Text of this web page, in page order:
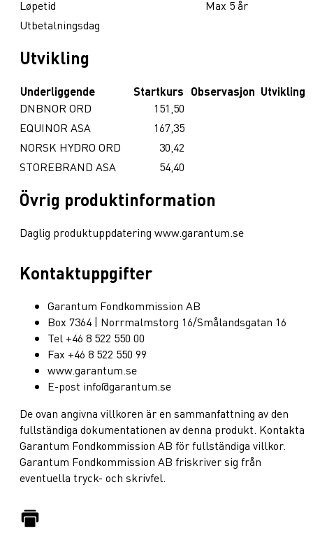
Løpetid
Max 5 år
Utbetalningsdag
Utvikling
Underliggende Startkurs Observasjon Utvikling
DNBNOR ORD
151,50
EQUINOR ASA
167,35
NORSK HYDRO ORD
30,42
STOREBRAND ASA
54,40
Övrig produktinformation
Daglig produktuppdatering www.garantum.se
Kontaktuppgifter
Garantum Fondkommission AB
Box 7364 | Norrmalmstorg 16/Smålandsgatan 16
Tel +46 8 522 550 00
Fax +46 8 522 550 99
www.garantum.se
E-post info@garantum.se
De ovan angivna villkoren är en sammanfattning av den
fullständiga dokumentationen av denna produkt. Kontakta
Garantum Fondkommission AB för fullständiga villkor.
Garantum Fondkommission AB friskriver sig från
eventuella tryck- och skrivfel.